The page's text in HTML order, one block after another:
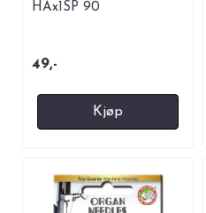
HAx1SP 90
49,-
Kjøp